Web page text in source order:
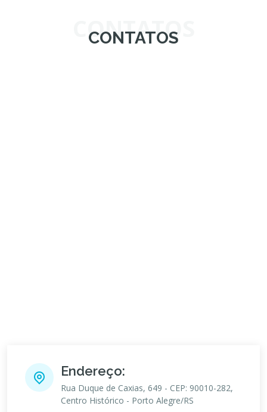
CONTATOS
CONTATOS
Endereço:
Rua Duque de Caxias, 649 - CEP: 90010-282,
Centro Histórico - Porto Alegre/RS